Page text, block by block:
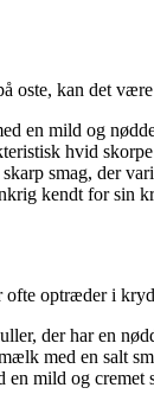
oste, kan det
en mild og
hvid
smag, der
kendt for sin
optræder i
der har en
med en salt
en mild og cremet